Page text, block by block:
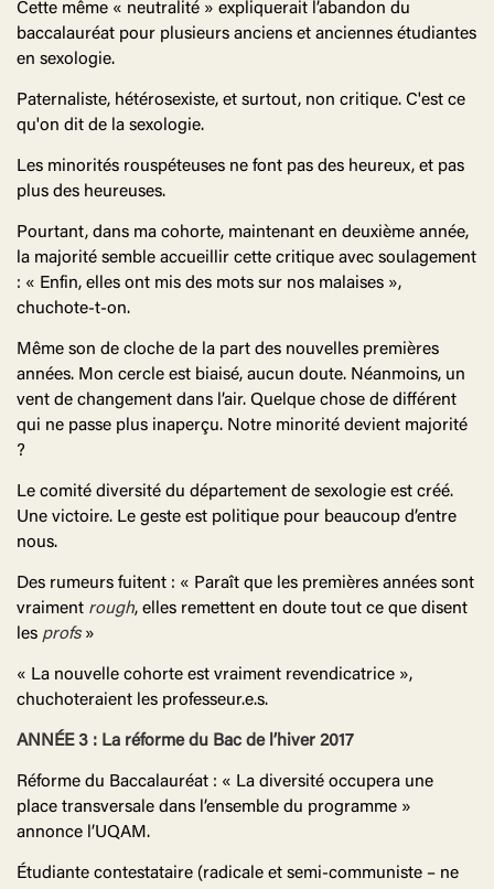
Cette même « neutralité » expliquerait l’abandon du
baccalauréat pour plusieurs anciens et anciennes étudiantes
en sexologie.
Paternaliste, hétérosexiste, et surtout, non critique. C'est ce
qu'on dit de la sexologie.
Les minorités rouspéteuses ne font pas des heureux, et pas
plus des heureuses.
Pourtant, dans ma cohorte, maintenant en deuxième année,
la majorité semble accueillir cette critique avec soulagement
: « Enfin, elles ont mis des mots sur nos malaises »,
chuchote-t-on.
Même son de cloche de la part des nouvelles premières
années. Mon cercle est biaisé, aucun doute. Néanmoins, un
vent de changement dans l’air. Quelque chose de différent
qui ne passe plus inaperçu. Notre minorité devient majorité
?
Le comité diversité du département de sexologie est créé.
Une victoire. Le geste est politique pour beaucoup d’entre
nous.
Des rumeurs fuitent : « Paraît que les premières années sont
vraiment rough, elles remettent en doute tout ce que disent
les profs»
« La nouvelle cohorte est vraiment revendicatrice »,
chuchoteraient les professeur.e.s.
ANNÉE 3 : La réforme du Bac de l’hiver 2017
Réforme du Baccalauréat : « La diversité occupera une
place transversale dans l’ensemble du programme »
annonce l’UQAM.
Étudiante contestataire (radicale et semi-communiste – ne